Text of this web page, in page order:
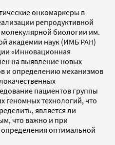
онкомаркеры в
репродуктивной
биологии им.
академии наук (ИМБ РАН)
«Инновационная
на выявление новых
и определению механизмов
пациентов группы
геномных технологий, что
является ли
что важно и при
оптимальной